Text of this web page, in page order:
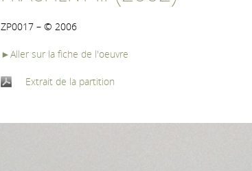
ZP0017 – © 2006
►Aller sur la fiche de l'oeuvre
Extrait de la partition